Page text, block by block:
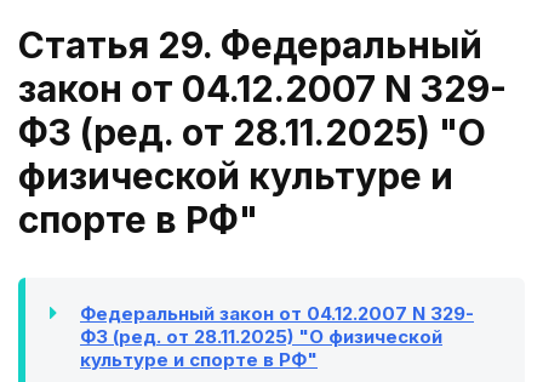
Статья 29. Федеральный
закон от 04.12.2007 N 329-
ФЗ (ред. от 28.11.2025) "О
физической культуре и
спорте в РФ"
Федеральный закон от 04.12.2007 N 329-
ФЗ (ред. от 28.11.2025) "О физической
культуре и спорте в РФ"